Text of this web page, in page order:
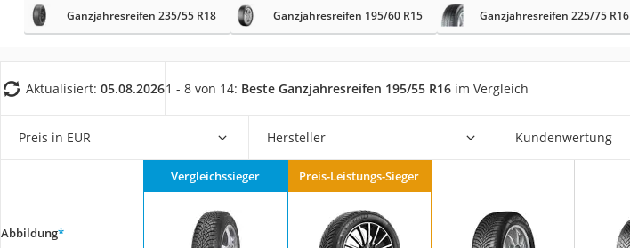
Alkoholtester
Wagenheber
Service
Ganzjahresreifen 235/55 R18 Ganzjahresreifen 195/60 R15 Ganzjahresreifen 225/75 R16
Aktualisiert: 05.08.20261 - 8 von 14: Beste Ganzjahresreifen 195/55 R16 im Vergleich
Preis in EUR Hersteller Kundenwertung
Abbildung*
Vergleichssieger Preis-Leistungs-Sieger